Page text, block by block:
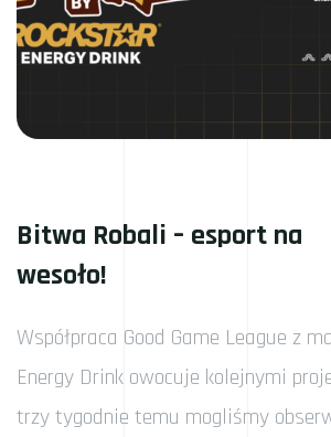
Bitwa Robali – esport na
wesoło!
Współpraca Good Game League z
Energy Drink owocuje kolejnymi
trzy tygodnie temu mogliśmy